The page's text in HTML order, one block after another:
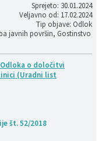
Sprejeto: 30.01.2024
Veljavno od: 17.02.2024
Tip objave: Odlok
javnih površin, Gostinstvo
o določitvi
(Uradni list
št. 52/2018